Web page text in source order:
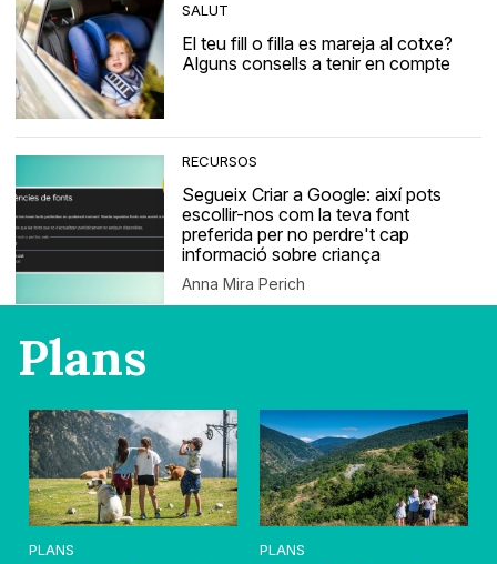
SALUT
El teu fill o filla es mareja al cotxe?
Alguns consells a tenir en compte
RECURSOS
Segueix Criar a Google: així pots
escollir-nos com la teva font
preferida per no perdre't cap
informació sobre criança
Anna Mira Perich
Plans
PLANS PLANS